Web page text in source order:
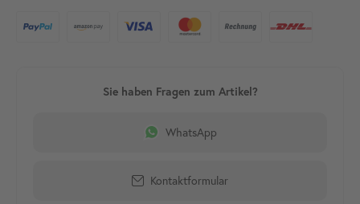
WhatsApp
Kontaktformular